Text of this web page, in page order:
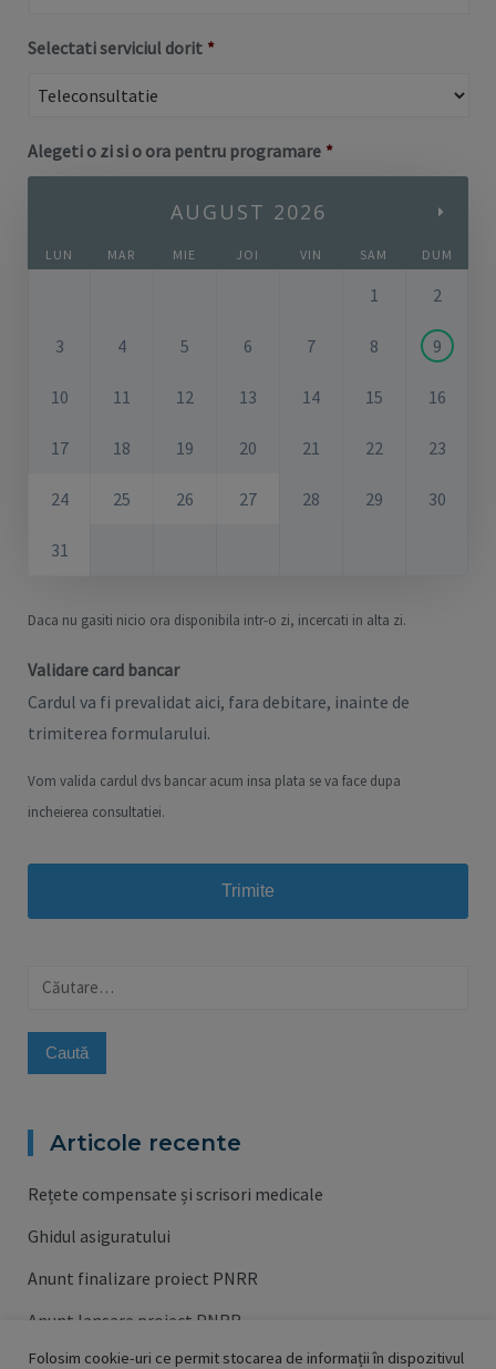
Selectati serviciul dorit *
Alegeti o zi si o ora pentru programare *
AUGUST 2026
LUN MAR MIE JOI VIN SAM DUM
1 2
3 4 5 6 7 8 9
10 11 12 13 14 15 16
17 18 19 20 21 22 23
24 25 26 27 28 29 30
31
Daca nu gasiti nicio ora disponibila intr-o zi, incercati in alta zi.
Validare card bancar
Cardul va fi prevalidat aici, fara debitare, inainte de
trimiterea formularului.
Vom valida cardul dvs bancar acum insa plata se va face dupa
incheierea consultatiei.
Caută
Articole recente
Rețete compensate și scrisori medicale
Ghidul asiguratului
Anunt finalizare proiect PNRR
Anunt lansare proiect PNRR
Campania de vaccinare contra gripei 2023/2024
Folosim cookie-uri ce permit stocarea de informații în dispozitivul